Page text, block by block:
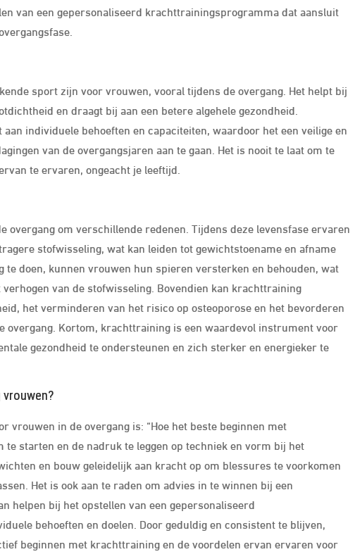
van een gepersonaliseerd krachttrainingsprogramma dat aansluit
sport zijn voor vrouwen, vooral tijdens de overgang. Het helpt bij
en draagt bij aan een betere algehele gezondheid.
individuele behoeften en capaciteiten, waardoor het een veilige en
van de overgangsjaren aan te gaan. Het is nooit te laat om te
te ervaren, ongeacht je leeftijd.
om verschillende redenen. Tijdens deze levensfase ervaren
stofwisseling, wat kan leiden tot gewichtstoename en afname
doen, kunnen vrouwen hun spieren versterken en behouden, wat
van de stofwisseling. Bovendien kan krachttraining
het verminderen van het risico op osteoporose en het bevorderen
overgang. Kortom, krachttraining is een waardevol instrument voor
gezondheid te ondersteunen en zich sterker en energieker te
vrouwen in de overgang is: “Hoe het beste beginnen met
starten en de nadruk te leggen op techniek en vorm bij het
en bouw geleidelijk aan kracht op om blessures te voorkomen
Het is ook aan te raden om advies in te winnen bij een
helpen bij het opstellen van een gepersonaliseerd
behoeften en doelen. Door geduldig en consistent te blijven,
beginnen met krachttraining en de voordelen ervan ervaren voor